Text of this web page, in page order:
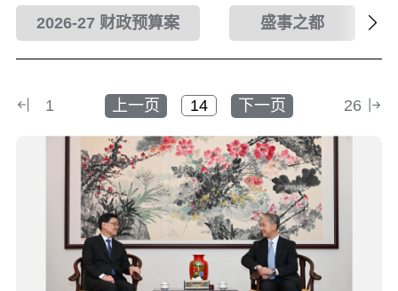
2026-27 财政预算案 盛事之都
1 上一页 下一页 26